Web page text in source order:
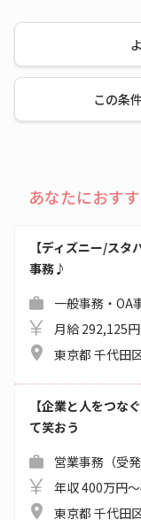
この条
あなたにおす
【ディズニー/ス
事務♪
一般事務・OA
月給 292,125
東京都 千代田
【企業と人をつな
て笑おう
営業事務（受
年収 400万円
東京都 千代田